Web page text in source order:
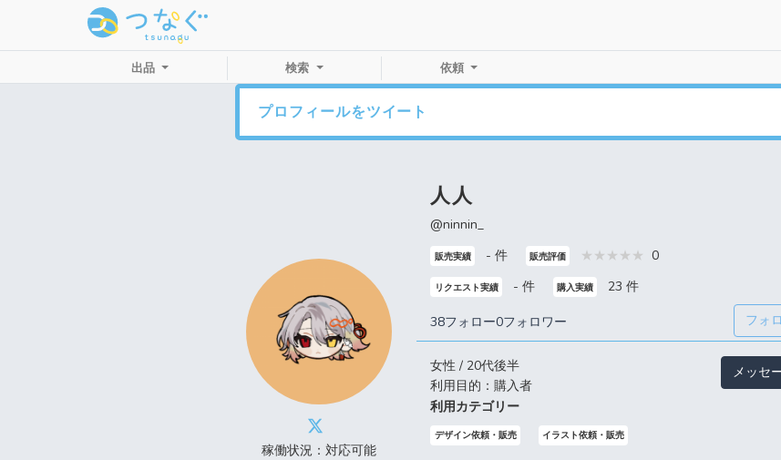
出品 検索 依頼
プロフィールをツイート
稼働状況：対応可能
人人
@ninnin_
販売実績 - 件 販売評価 0
リクエスト実績 - 件 購入実績 23 件
38フォロー0フォロワー フォ
女性 / 20代後半
利用目的：購入者
メッセ
利用カテゴリー
デザイン依頼・販売 イラスト依頼・販売